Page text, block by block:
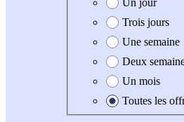
Trois jours
Une semaine
Deux
Un mois
Toutes les